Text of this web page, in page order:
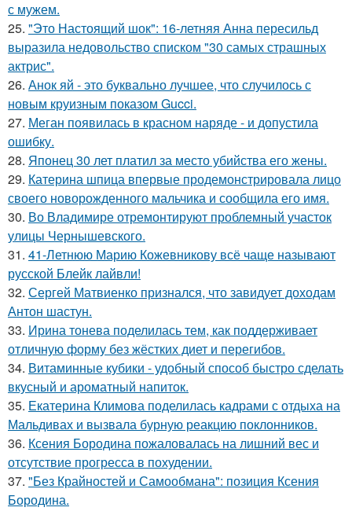
с мужем.
25. "Это Настоящий шок": 16-летняя Анна пересильд
выразила недовольство списком "30 самых страшных
актрис".
26. Анок яй - это буквально лучшее, что случилось с
новым круизным показом Gucci.
27. Меган появилась в красном наряде - и допустила
ошибку.
28. Японец 30 лет платил за место убийства его жены.
29. Катерина шпица впервые продемонстрировала лицо
своего новорожденного мальчика и сообщила его имя.
30. Во Владимире отремонтируют проблемный участок
улицы Чернышевского.
31. 41-Летнюю Марию Кожевникову всё чаще называют
русской Блейк лайвли!
32. Сергей Матвиенко признался, что завидует доходам
Антон шастун.
33. Ирина тонева поделилась тем, как поддерживает
отличную форму без жёстких диет и перегибов.
34. Витаминные кубики - удобный способ быстро сделать
вкусный и ароматный напиток.
35. Екатерина Климова поделилась кадрами с отдыха на
Мальдивах и вызвала бурную реакцию поклонников.
36. Ксения Бородина пожаловалась на лишний вес и
отсутствие прогресса в похудении.
37. "Без Крайностей и Самообмана": позиция Ксения
Бородина.